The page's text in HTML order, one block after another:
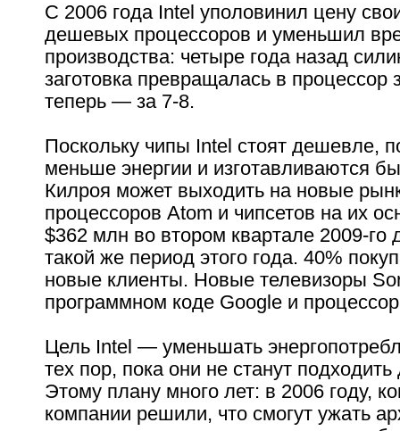
С 2006 года Intel уполовинил цену
дешевых процессоров и уменьшил
производства: четыре года назад
заготовка превращалась в процессор
теперь — за 7-8.
Поскольку чипы Intel стоят дешевле,
меньше энергии и изготавливаются
Килроя может выходить на новые
процессоров Atom и чипсетов на их
$362 млн во втором квартале 2009-го
такой же период этого года. 40%
новые клиенты. Новые телевизоры
программном коде Google и
Цель Intel — уменьшать
тех пор, пока они не станут
Этому плану много лет: в 2006 году,
компании решили, что смогут ужать